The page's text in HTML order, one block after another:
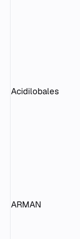
Acidilobales
ARMAN